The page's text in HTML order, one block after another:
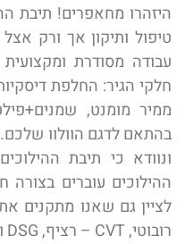
היזהרו מחאפרים! תיבת
טיפול ותיקון אך ורק
עבודה מסודרת
חלקי הגיר: החלפת
ממיר מומנט,
בהתאם לדגם הוולוו
ונוודא כי תיבת
ההילוכים עוברים
לציין גם שאנו מתקנים את
רובוטי, CVT – רציף, DSG ועוד.